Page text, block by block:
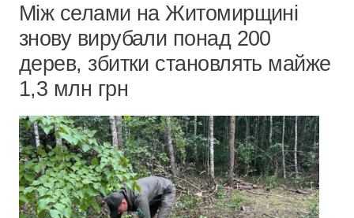
Між селами на Житомирщині
знову вирубали понад 200
дерев, збитки становлять майже
1,3 млн грн